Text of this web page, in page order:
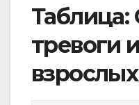
Таблица:
тревоги
взрослых